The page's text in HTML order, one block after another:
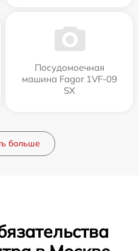
Посудомоечная
машина Fagor 1VF-09
SX
больше